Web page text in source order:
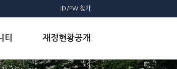
ID/PW 찾기
티 재정현황공개